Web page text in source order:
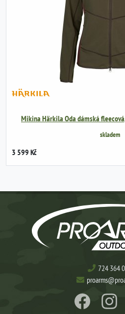
Mikina Härkila Oda dámská
skladem
3 599 Kč
724 364